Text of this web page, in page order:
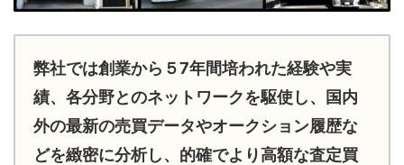
弊社では創業から５7年間培われた経験や実
績、各分野とのネットワークを駆使し、国内
外の最新の売買データやオークション履歴な
どを緻密に分析し、的確でより高額な査定買